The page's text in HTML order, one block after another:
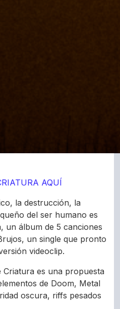
AQUÍ
la destrucción, la
del ser humano es
un álbum de 5 canciones
un single que pronto
videoclip.
Criatura es una propuesta
de Doom, Metal
oscura, riffs pesados